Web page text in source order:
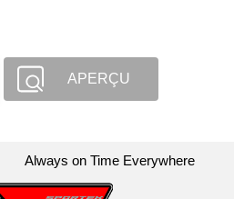
APERÇU
Always on Time Everywhere